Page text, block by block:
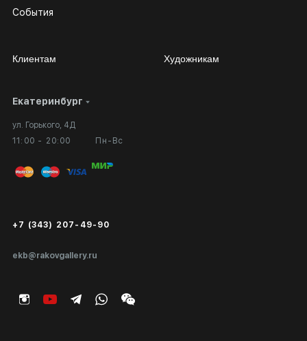
Екатеринбург
ул. Горького, 4Д
11:00 - 20:00
Пн-Вс
ekb@rakovgallery.ru
+7 (343) 207-49-90
События
Клиентам
Личный кабинет
Вопросы и ответы
Публичная оферта
Экспертиза/Вывоз за границу
Подарочные сертификаты
Художникам
Сотрудничество
Выставка в галерее